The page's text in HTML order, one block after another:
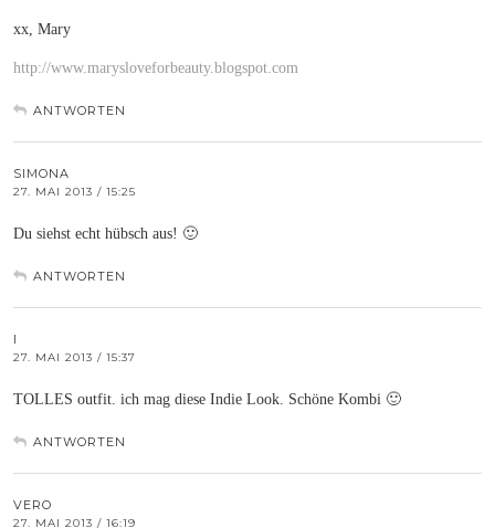
xx, Mary
http://www.marysloveforbeauty.blogspot.com
ANTWORTEN
SIMONA
27. MAI 2013 / 15:25
Du siehst echt hübsch aus! 🙂
ANTWORTEN
I
27. MAI 2013 / 15:37
TOLLES outfit. ich mag diese Indie Look. Schöne Kombi 🙂
ANTWORTEN
VERO
27. MAI 2013 / 16:19